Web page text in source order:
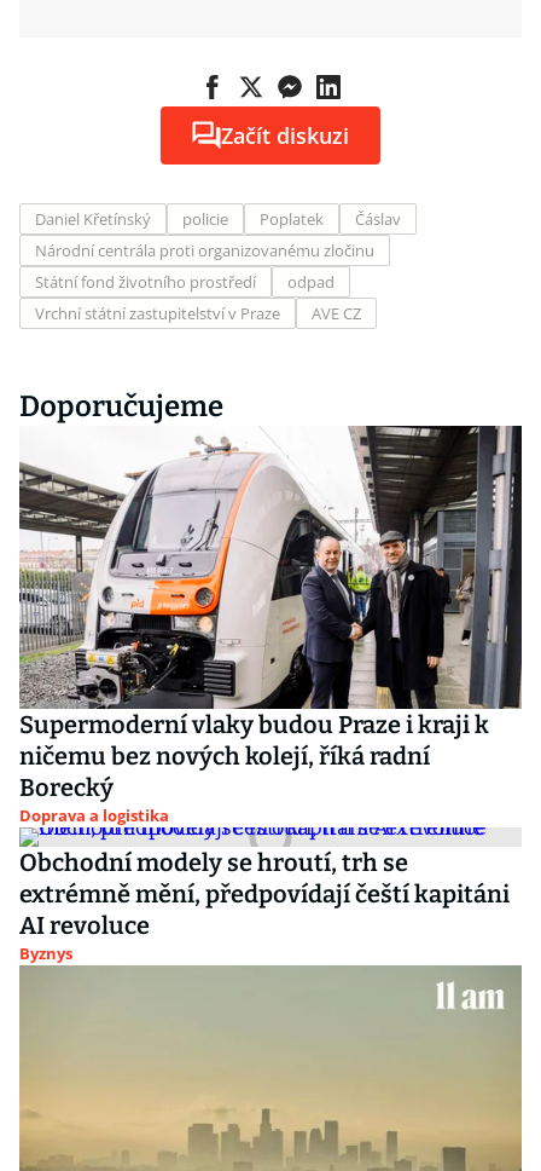
Začít diskuzi
Daniel Křetínský policie Poplatek
Čáslav
Národní centrála proti organizovanému zločinu
Státní fond životního prostředí
odpad
Vrchní státní zastupitelství v Praze
AVE CZ
Doporučujeme
Supermoderní vlaky budou Praze i kraji k
ničemu bez nových kolejí, říká radní
Borecký
Doprava a logistika
Obchodní modely se hroutí, trh se
extrémně mění, předpovídají čeští kapitáni
AI revoluce
Byznys